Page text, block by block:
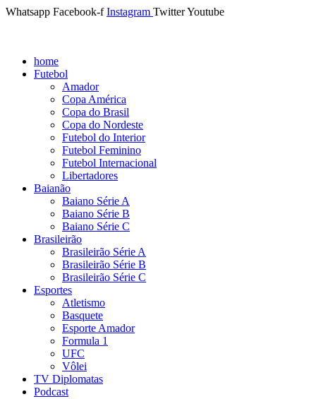
Whatsapp Facebook-f Instagram TwitterYoutube
home
Futebol
Amador
Copa América
Copa do Brasil
Copa do Nordeste
Futebol do Interior
Futebol Feminino
Futebol Internacional
Libertadores
Baianão
Baiano Série A
Baiano Série B
Baiano Série C
Brasileirão
Brasileirão Série A
Brasileirão Série B
Brasileirão Série C
Esportes
Atletismo
Basquete
Esporte Amador
Formula 1
UFC
Vôlei
TV Diplomatas
Podcast